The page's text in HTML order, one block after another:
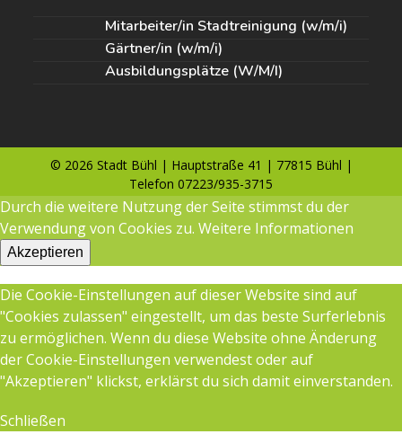
Mitarbeiter/in Stadtreinigung (w/m/i)
Gärtner/in (w/m/i)
Ausbildungsplätze (W/M/I)
© 2026 Stadt Bühl | Hauptstraße 41 | 77815 Bühl |
Telefon 07223/935-3715
Durch die weitere Nutzung der Seite stimmst du der
Verwendung von Cookies zu. Weitere Informationen
Akzeptieren
Die Cookie-Einstellungen auf dieser Website sind auf
"Cookies zulassen" eingestellt, um das beste Surferlebnis
zu ermöglichen. Wenn du diese Website ohne Änderung
der Cookie-Einstellungen verwendest oder auf
"Akzeptieren" klickst, erklärst du sich damit einverstanden.
Schließen